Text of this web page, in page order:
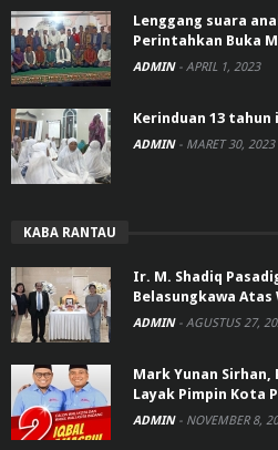
Lenggang suara
Perintahkan Buka
ADMIN - APRIL 1, 2023
Kerinduan 13
ADMIN - MARET 30, 2023
KABA RANTAU
Ir. M. Shadiq
Belasungkawa Atas
ADMIN - AGUSTUS 27,
Mark Yunan Sirhan,
Layak Pimpin Kota
ADMIN - NOVEMBER 8,